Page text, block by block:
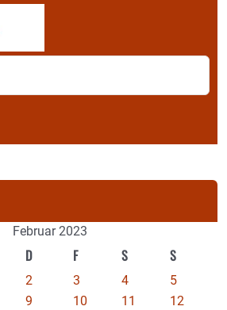
Februar 2023
D F S S
2 3 4
5
9 10 11
12